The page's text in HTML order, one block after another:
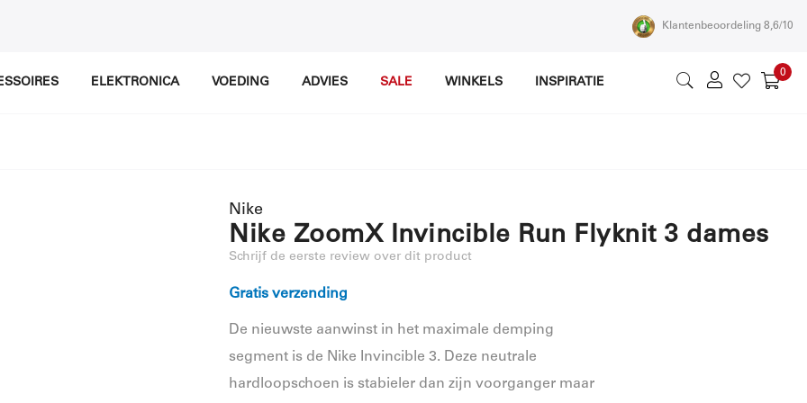
Klantenbeoordeling 8,6/10
ELEKTRONICA VOEDING ADVIES SALE WINKELS INSPIRATIE
0
Nike
Nike ZoomX Invincible Run Flyknit 3 dames
Schrijf de eerste review over dit product
Gratis verzending
De nieuwste aanwinst in het maximale demping
segment is de Nike Invincible 3. Deze neutrale
hardloopschoen is stabieler dan zijn voorganger maar